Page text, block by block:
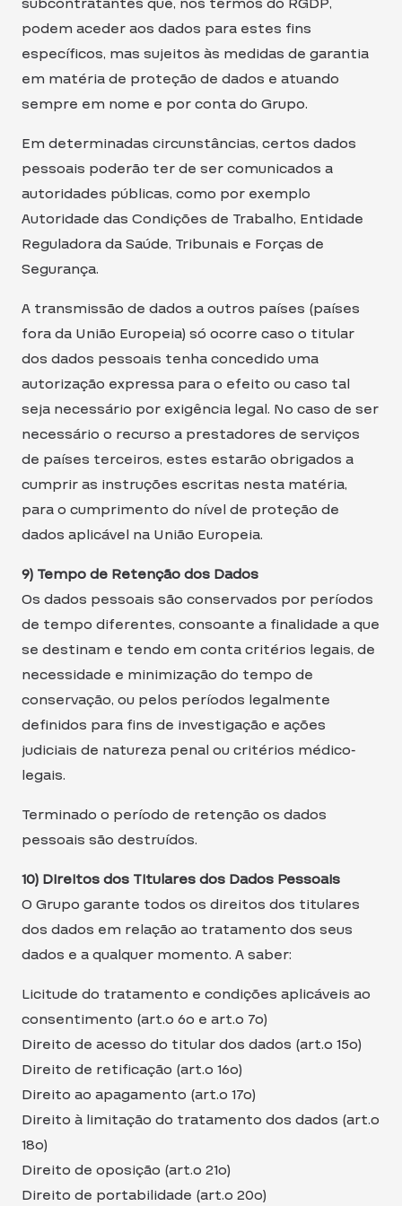
podem aceder aos dados para estes fins
específicos, mas sujeitos às medidas de garantia
em matéria de proteção de dados e atuando
sempre em nome e por conta do Grupo.
Em determinadas circunstâncias, certos dados
pessoais poderão ter de ser comunicados a
autoridades públicas, como por exemplo
Autoridade das Condições de Trabalho, Entidade
Reguladora da Saúde, Tribunais e Forças de
Segurança.
A transmissão de dados a outros países (países
fora da União Europeia) só ocorre caso o titular
dos dados pessoais tenha concedido uma
autorização expressa para o efeito ou caso tal
seja necessário por exigência legal. No caso de ser
necessário o recurso a prestadores de serviços
de países terceiros, estes estarão obrigados a
cumprir as instruções escritas nesta matéria,
para o cumprimento do nível de proteção de
dados aplicável na União Europeia.
9) Tempo de Retenção dos Dados
Os dados pessoais são conservados por períodos
de tempo diferentes, consoante a finalidade a que
se destinam e tendo em conta critérios legais, de
necessidade e minimização do tempo de
conservação, ou pelos períodos legalmente
definidos para fins de investigação e ações
judiciais de natureza penal ou critérios médico-
legais.
Terminado o período de retenção os dados
pessoais são destruídos.
10) Direitos dos Titulares dos Dados Pessoais
O Grupo garante todos os direitos dos titulares
dos dados em relação ao tratamento dos seus
dados e a qualquer momento. A saber:
Licitude do tratamento e condições aplicáveis ao
consentimento (art.o 6o e art.o 7o)
Direito de acesso do titular dos dados (art.o 15o)
Direito de retificação (art.o 16o)
Direito ao apagamento (art.o 17o)
Direito à limitação do tratamento dos dados (art.o
18o)
Direito de oposição (art.o 21o)
Direito de portabilidade (art.o 20o)